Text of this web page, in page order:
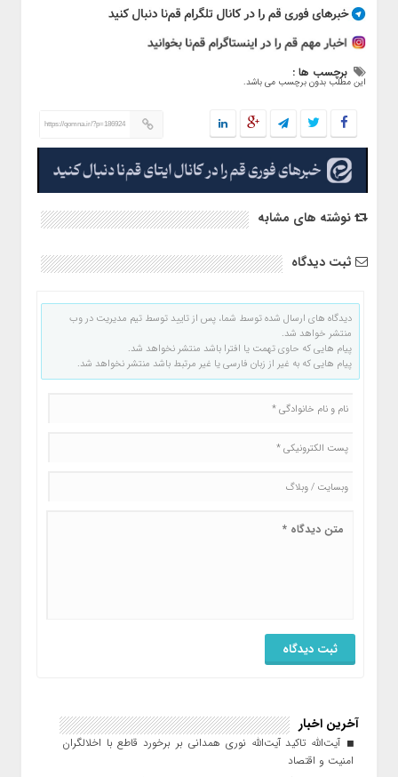
برچسب ها :
این مطلب بدون برچسب می باشد.
https://qomna.ir/?p=186924
نوشته های مشابه
ثبت دیدگاه
دیدگاه های ارسال شده توسط شما، پس از تایید توسط تیم مدیریت در وب
منتشر خواهد شد.
پیام هایی که حاوی تهمت یا افترا باشد منتشر نخواهد شد.
پیام هایی که به غیر از زبان فارسی یا غیر مرتبط باشد منتشر نخواهد شد.
آخرین اخبار
آیت‌الله تاکید آیت‌الله نوری همدانی بر برخورد قاطع با اخلالگران
امنیت و اقتصاد